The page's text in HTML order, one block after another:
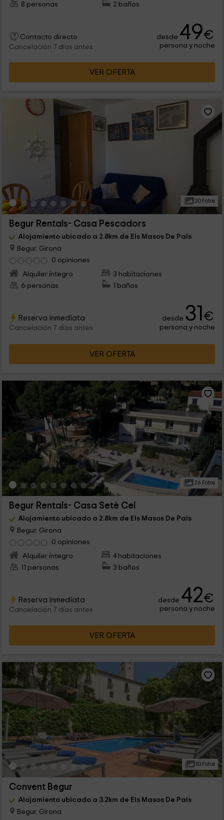
8 personas
2 baños
Contacto directo
Cancelación 7 días antes
desde 49€
persona y noche
VER OFERTA
20 Fotos
Begur Rentals- Casa Pescadors
Alojamiento ubicado a 2.8km de Els Masos De Pals
Begur, Girona
0 opiniones
Alquiler íntegro
3 habitaciones
6 personas
1 baños
Reserva inmediata
Cancelación 7 días antes
desde 31€
persona y noche
VER OFERTA
26 Fotos
Begur Rentals- Casa Setè Cel
Alojamiento ubicado a 2.8km de Els Masos De Pals
Begur, Girona
0 opiniones
Alquiler íntegro
4 habitaciones
11 personas
3 baños
Reserva inmediata
Cancelación 7 días antes
desde 42€
persona y noche
VER OFERTA
53 Fotos
Convent Begur
Alojamiento ubicado a 3.2km de Els Masos De Pals
Begur, Girona